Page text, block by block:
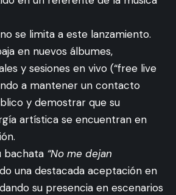
se limita a este lanzamiento.
en nuevos álbumes,
y sesiones en vivo (“free live
a mantener un contacto
y demostrar que su
artística se encuentran en
bachata “No me dejan
una destacada aceptación en
su presencia en escenarios